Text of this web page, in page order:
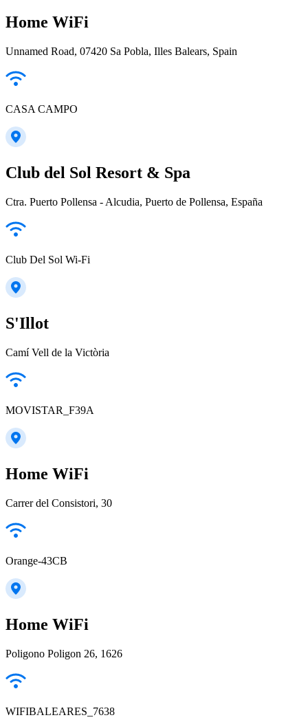
Home WiFi
Unnamed Road, 07420 Sa Pobla, Illes Balears, Spain
CASA CAMPO
Club del Sol Resort & Spa
Ctra. Puerto Pollensa - Alcudia, Puerto de Pollensa, España
Club Del Sol Wi-Fi
S'Illot
Camí Vell de la Victòria
MOVISTAR_F39A
Home WiFi
Carrer del Consistori, 30
Orange-43CB
Home WiFi
Poligono Poligon 26, 1626
WIFIBALEARES_7638